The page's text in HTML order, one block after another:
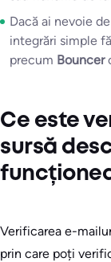
Dacă ai nevoie
integrări simple
precum Bouncer
Ce este
sursă
Verificarea e-
prin care poți